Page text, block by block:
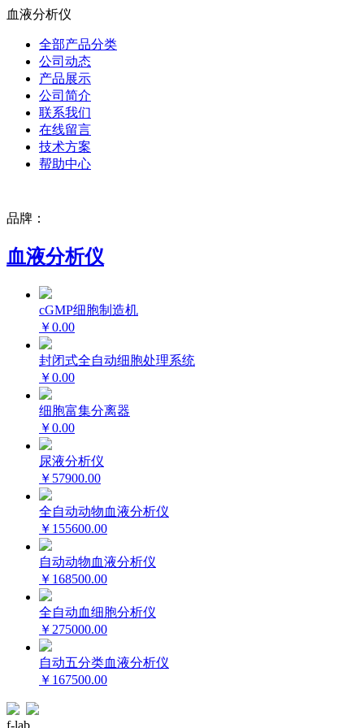
血液分析仪
全部产品分类
公司动态
产品展示
公司简介
联系我们
在线留言
技术方案
帮助中心
品牌：
血液分析仪
cGMP细胞制造机
￥0.00
封闭式全自动细胞处理系统
￥0.00
细胞富集分离器
￥0.00
尿液分析仪
￥57900.00
全自动动物血液分析仪
￥155600.00
自动动物血液分析仪
￥168500.00
全自动血细胞分析仪
￥275000.00
自动五分类血液分析仪
￥167500.00
f-lab